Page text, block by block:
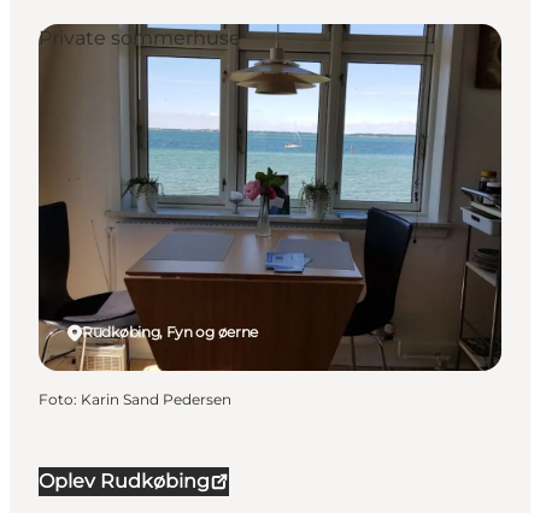
Oplev Rudkøbing
Rudkøbing, Fyn og øerne
Private sommerhuse
Foto: Karin Sand Pedersen